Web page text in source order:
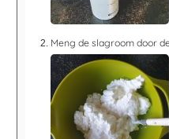
Meng de slagroom door